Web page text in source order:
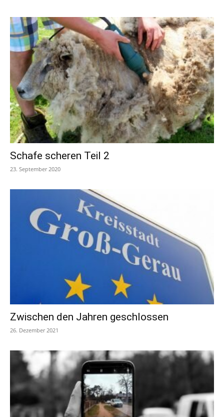
Schafe scheren Teil 2
23. September 2020
Zwischen den Jahren geschlossen
26. Dezember 2021